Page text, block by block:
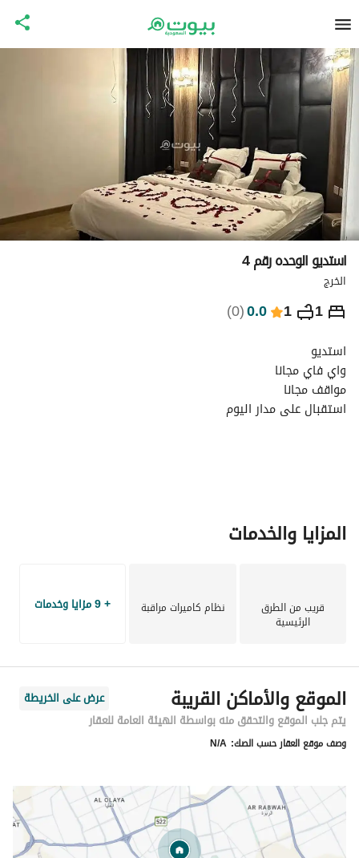
استديو الوحده رقم 4
الخرج
1
1
0.0
(
0
) ⃁
230 ليلة
التفاصيلاستديو
واي فاي مجانا
مواقف مجانا
استقبال على مدار اليوم
المزايا والخدمات
قريب من الطرق
الرئيسية
نظام كاميرات مراقبة + 9 مزايا وخدمات
الموقع والأماكن القريبة
عرض على الخريطة
يتم جلب الموقع والتحقق منه بواسطة الهيئة العامة للعقار
وصف موقع العقار حسب الصك: N/A